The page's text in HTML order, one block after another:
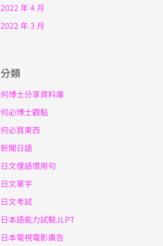
2022 年 4 月
2022 年 3 月
分類
何博士分享資料庫
何必博士觀點
何必買東西
新聞日語
日文俚語慣用句
日文單字
日文考試
日本語能力試驗JLPT
日本電視電影廣告